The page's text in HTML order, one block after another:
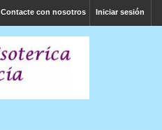
Iniciar sesión
Contacte con nosotros